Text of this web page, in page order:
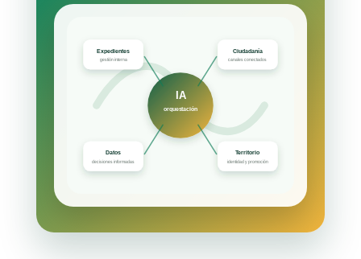
IA
orquestación
Expedientes
gestión interna
Ciudadanía
canales conectados
Datos
decisiones informadas
Territorio
identidad y promoción